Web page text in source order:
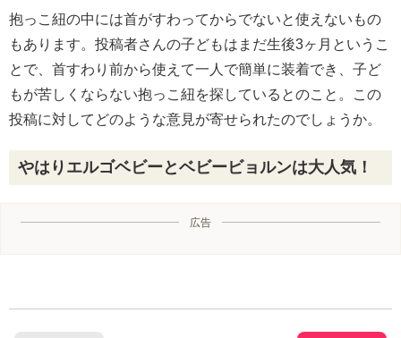
抱っこ紐の中には首がすわってからでないと使えないもの
もあります。投稿者さんの子どもはまだ生後3ヶ月というこ
とで、首すわり前から使えて一人で簡単に装着でき、子ど
もが苦しくならない抱っこ紐を探しているとのこと。この
投稿に対してどのような意見が寄せられたのでしょうか。
やはりエルゴベビーとベビービョルンは大人気！
広告